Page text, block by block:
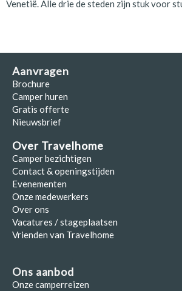
Venetië. Alle drie de steden zijn stuk voor
Aanvragen
Brochure
Camper huren
Gratis offerte
Nieuwsbrief
Over Travelhome
Camper bezichtigen
Contact & openingstijden
Evenementen
Onze medewerkers
Over ons
Vacatures / stageplaatsen
Vrienden van Travelhome
Ons aanbod
Onze camperreizen